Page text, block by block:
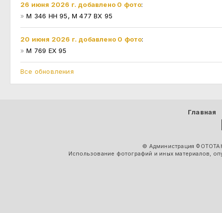
26 июня 2026 г. добавлено 0 фото:
»М 346 НН 95, М 477 ВХ 95
20 июня 2026 г. добавлено 0 фото:
»М 769 ЕХ 95
Все обновления
Главная
© Администрация
Использование фотографий и иных материалов,